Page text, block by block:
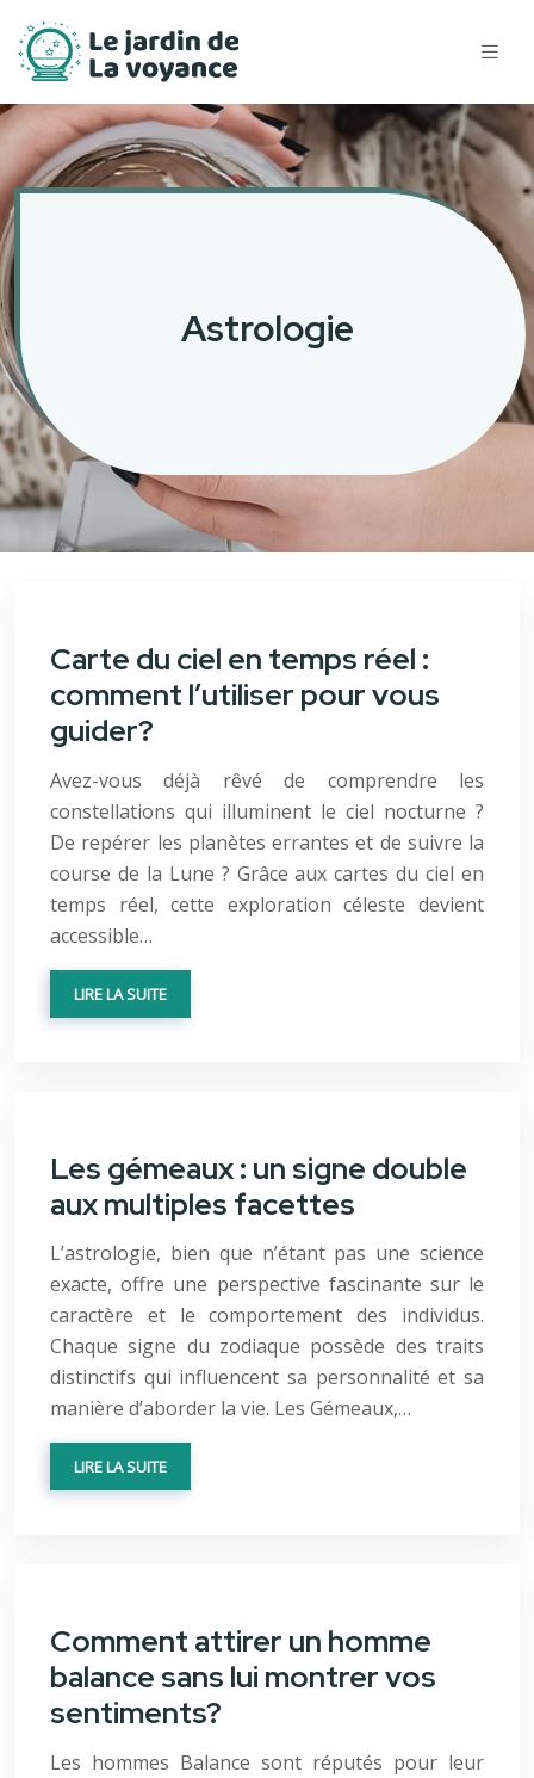
Astrologie
Carte du ciel en temps réel :
comment l’utiliser pour vous
guider?
Avez-vous déjà rêvé de comprendre les
constellations qui illuminent le ciel nocturne ?
De repérer les planètes errantes et de suivre la
course de la Lune ? Grâce aux cartes du ciel en
temps réel, cette exploration céleste devient
accessible…
LIRE LA SUITE
Les gémeaux : un signe double
aux multiples facettes
L’astrologie, bien que n’étant pas une science
exacte, offre une perspective fascinante sur le
caractère et le comportement des individus.
Chaque signe du zodiaque possède des traits
distinctifs qui influencent sa personnalité et sa
manière d’aborder la vie. Les Gémeaux,…
LIRE LA SUITE
Comment attirer un homme
balance sans lui montrer vos
sentiments?
Les hommes Balance sont réputés pour leur